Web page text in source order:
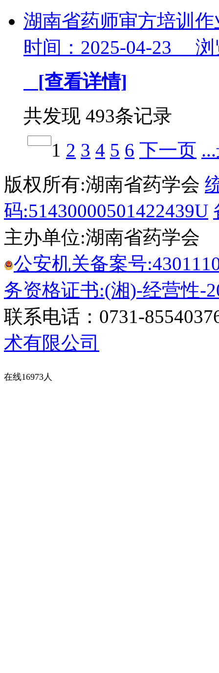
湖南省药师审方培训
时间：2025-04-23 浏
[查看详情]
共发现 493条记录
1 2 3 4 5 6 下一页
版权所有:湖南省药学会
码:51430000501422439U
主办单位:湖南省药学会
公安机关备案号
务资格证书:(湘)-经营性-
联系电话：0731-
术有限公司
在线16973人